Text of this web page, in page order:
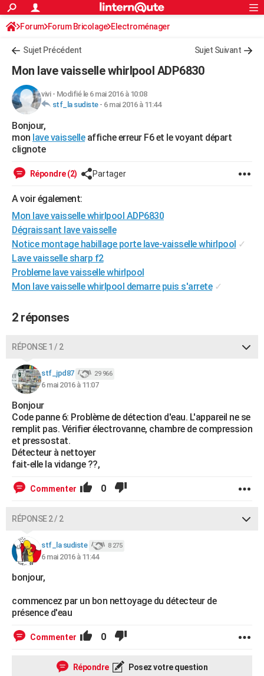
ACTUALITÉS
Politique
Société
Faits Divers
Education
Monde
Villes
+
FINANCE
Retraite
Impôts
Epargne
Immobilier
Risques naturels par ville
Banque
Assurance
Crédit
AUTO
Essais
Réserver un essai
Citadines
Berlines
SUV
Forum auto
+HIGH-TECH
Mobiles
Meilleur smartphone
Internet
Ordinateurs
Jeux vidéo
Guide high-tech
+
Forum
Aménagement intérieur
Extérieur
Cuisine
Salle de bains
Jardinage
Rangement
WEEK-END
Guides de France
Escapades
Patrimoine
Expositions
Musées
Week-end nature
+LIFESTYLE
Art de vivre
Bien-être
Loisirs
Mode
Modes de vie
SANTE
Alimentation
Guide de la santé
Maladies
Médicaments
Sommeil
VOYAGE
Destinations
City break
Voyage nature
Voyage de noces
Forum
Climat
+PHOTO
BONS PLANS
CARTE DE VOEUX
Carte de Noël
Carte Bonne année
Carte Saint-Valentin
Carte Pâques
Carte d'anniversaire
DICTIONNAIRE
Dictionnaire
Biographies
Citations
Expressions
Proverbes
COPAINS D'AVANT
S'inscrire
Se connecter
Lycées
Collèges
Primaires
Universités
Entreprises
Service militaire
Avis de recherche
AVIS DE DÉCÈS
FORUM
Bricolage
Lifestyle
Culture
Sport
Auto
Television
Voyage
Cinema
S'inscrire
Connexion
Forum Forum Bricolage Electroménager
Sujet Précédent Sujet Suivant
Mon lave vaisselle whirlpool ADP6830
vivi- Modifié le 6 mai 2016 à 10:08
stf_la sudiste- 6 mai 2016 à 11:44
Bonjour,
mon lave vaisselleaffiche erreur F6 et le voyant départ
clignote
Répondre (2) Partager
A voir également:
Mon lave vaisselle whirlpool ADP6830
Dégraissant lave vaisselle
Notice montage habillage porte lave-vaisselle whirlpool ✓
Lave vaisselle sharp f2
Probleme lave vaisselle whirlpool
Mon lave vaisselle whirlpool demarre puis s'arrete ✓
2 réponses
RÉPONSE 1 / 2
stf_jpd87 29 966
6 mai 2016 à 11:07
Bonjour
Code panne 6: Problème de détection d'eau. L'appareil ne se
remplit pas. Vérifier électrovanne, chambre de compression
et pressostat.
Détecteur à nettoyer
fait-elle la vidange ??,
Commenter 0
RÉPONSE 2 / 2
stf_la sudiste 8 275
6 mai 2016 à 11:44
bonjour,
commencez par un bon nettoyage du détecteur de
présence d'eau
Commenter 0
Répondre Posez votre question